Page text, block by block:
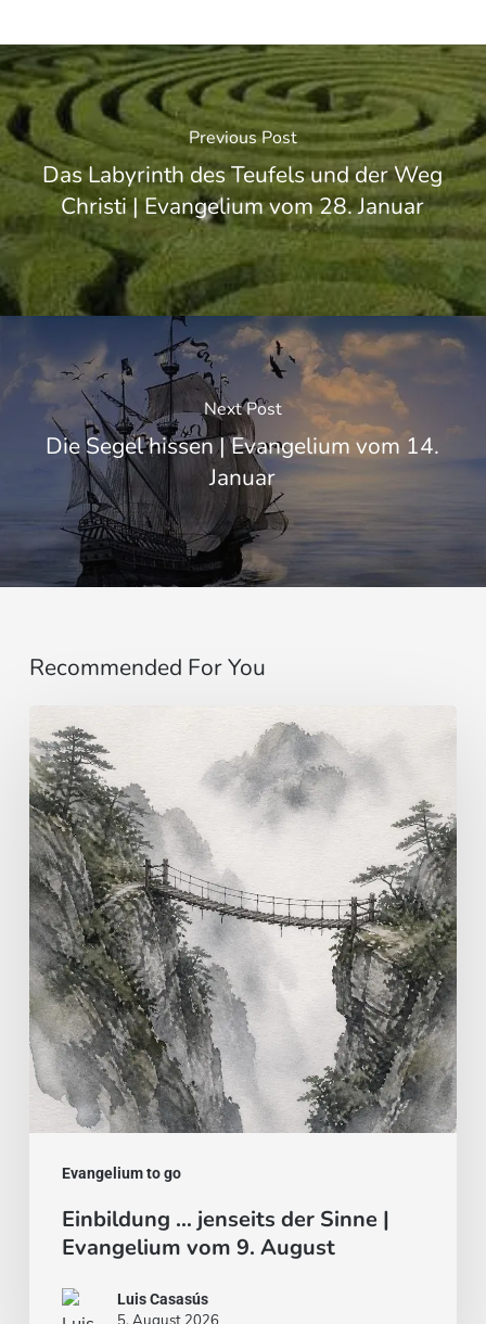
Previous Post
Das Labyrinth des Teufels und der Weg
Christi | Evangelium vom 28. Januar
Next Post
Die Segel hissen | Evangelium vom 14.
Januar
Recommended For You
Evangelium to go
Einbildung
…
jenseits
der
Sinne
|
Evangelium
vom
9.
August
Einbildung … jenseits der Sinne |
Evangelium vom 9. August
Luis Casasús
5. August 2026